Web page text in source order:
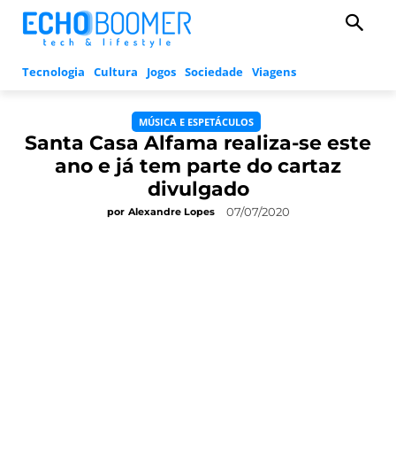
Tecnologia Cultura Jogos Sociedade Viagens
MÚSICA E ESPETÁCULOS
Santa Casa Alfama realiza-se este
ano e já tem parte do cartaz
divulgado
por Alexandre Lopes 07/07/2020